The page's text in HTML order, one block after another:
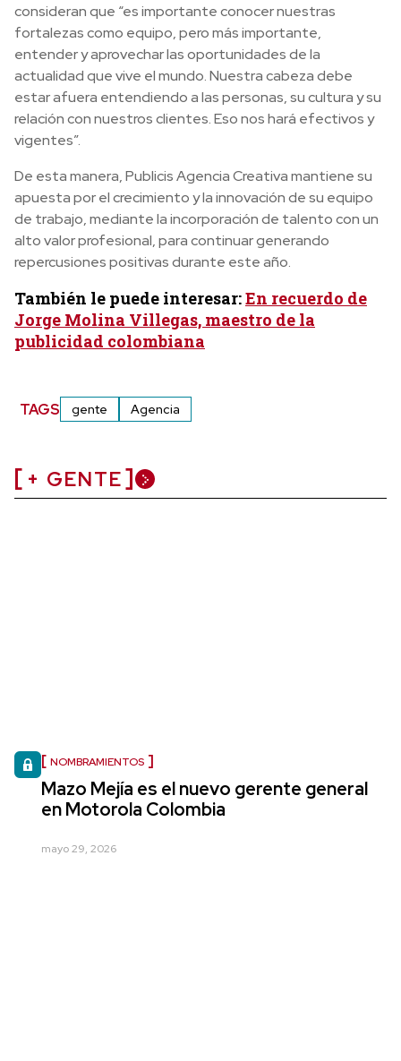
consideran que “es importante conocer nuestras
fortalezas como equipo, pero más importante,
entender y aprovechar las oportunidades de la
actualidad que vive el mundo. Nuestra cabeza debe
estar afuera entendiendo a las personas, su cultura y su
relación con nuestros clientes. Eso nos hará efectivos y
vigentes”.
De esta manera, Publicis Agencia Creativa mantiene su
apuesta por el crecimiento y la innovación de su equipo
de trabajo, mediante la incorporación de talento con un
alto valor profesional, para continuar generando
repercusiones positivas durante este año.
También le puede interesar:En recuerdo de
Jorge Molina Villegas, maestro de la
publicidad colombiana
TAGS gente Agencia
+ GENTE
NOMBRAMIENTOS
Mazo Mejía es el nuevo gerente general
en Motorola Colombia
mayo 29, 2026